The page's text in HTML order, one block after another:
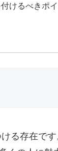
けるべきポイ
る存在で